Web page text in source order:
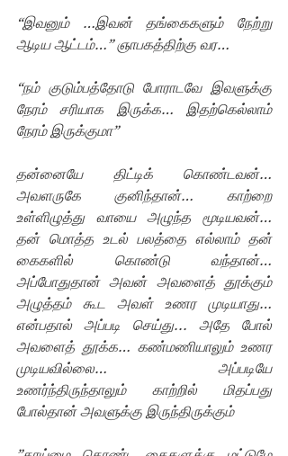
“இவனும் …இவன் தங்கைகளும் நேற்று
ஆடிய ஆட்டம்…” ஞாபகத்திற்கு வர…
“நம் குடும்பத்தோடு போராடவே இவளுக்கு
நேரம் சரியாக இருக்க… இதற்கெல்லாம்
நேரம் இருக்குமா”
தன்னையே திட்டிக் கொண்டவன்…
அவளருகே குனிந்தான்… காற்றை
உள்ளிழுத்து வாயை அழுந்த மூடியவன்…
தன் மொத்த உடல் பலத்தை எல்லாம் தன்
கைகளில் கொண்டு வந்தான்…
அப்போதுதான் அவன் அவளைத் தூக்கும்
அழுத்தம் கூட அவள் உணர முடியாது…
என்பதால் அப்படி செய்து... அதே போல்
அவளைத் தூக்க… கண்மணியாலும் உணர
முடியவில்லை… அப்படியே
உணர்ந்திருந்தாலும் காற்றில் மிதப்பது
போல்தான் அவளுக்கு இருந்திருக்கும்